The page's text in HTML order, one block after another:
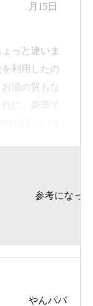
月15日
っと違いま
利用したの
湯の質もな
に、豪華で
た、スタッ
た。みなさ
参考になった
やんパパ